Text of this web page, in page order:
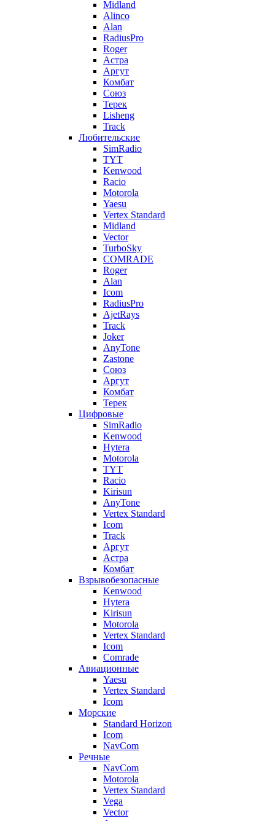
Midland
Alinco
Alan
RadiusPro
Roger
Астра
Аргут
Комбат
Союз
Терек
Lisheng
Track
Любительские
SimRadio
TYT
Kenwood
Racio
Motorola
Yaesu
Vertex Standard
Midland
Vector
TurboSky
COMRADE
Roger
Alan
Icom
RadiusPro
AjetRays
Track
Joker
AnyTone
Zastone
Союз
Аргут
Комбат
Терек
Цифровые
SimRadio
Kenwood
Hytera
Motorola
TYT
Racio
Kirisun
AnyTone
Vertex Standard
Icom
Track
Аргут
Астра
Комбат
Взрывобезопасные
Kenwood
Hytera
Kirisun
Motorola
Vertex Standard
Icom
Comrade
Авиационные
Yaesu
Vertex Standard
Icom
Морские
Standard Horizon
Icom
NavCom
Речные
NavCom
Motorola
Vertex Standard
Vega
Vector